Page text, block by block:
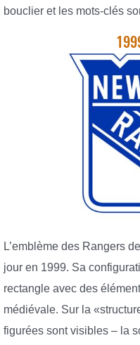
bouclier et les mots-clés
L’emblème des Rangers
jour en 1999. Sa
rectangle avec des
médiévale. Sur la
figurées sont visibles – la